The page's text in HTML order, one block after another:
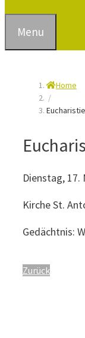
Menu
Home
/
Dienstag, 17.
Kirche St.
Gedächtnis:
Zurück